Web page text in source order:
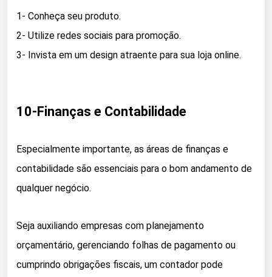
1- Conheça seu produto.
2- Utilize redes sociais para promoção.
3- Invista em um design atraente para sua loja online.
10-Finanças e Contabilidade
Especialmente importante, as áreas de finanças e
contabilidade são essenciais para o bom andamento de
qualquer negócio.
Seja auxiliando empresas com planejamento
orçamentário, gerenciando folhas de pagamento ou
cumprindo obrigações fiscais, um contador pode